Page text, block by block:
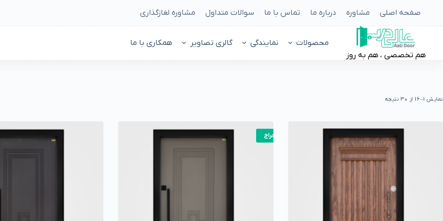
صفحه اصلی مشاوره درباره ما تماس با ما سوالات متداول مشاوره لغازگذاری
هم تخصصی ، هم به روز
محصولات نمایندگی گالری تصاویر همکاری با ما
نمایش 1–16 از 30 نتیجه
حراج